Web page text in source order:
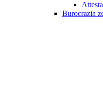
Burocrazia